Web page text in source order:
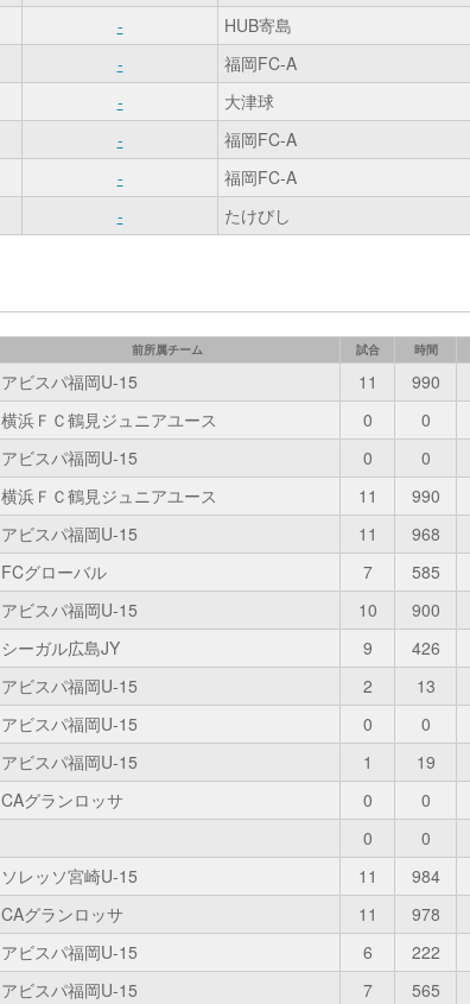
-
HUB寄島
-
福岡FC-A
-
大津球
-
福岡FC-A
-
福岡FC-A
- たけびし
前所属チーム 試合 時間
アビスパ福岡U-15 11 990
横浜ＦＣ鶴見ジュニアユース 0 0
アビスパ福岡U-15 0 0
横浜ＦＣ鶴見ジュニアユース 11 990
アビスパ福岡U-15 11 968
FCグローバル 7 585
アビスパ福岡U-15 10 900
シーガル広島JY 9 426
アビスパ福岡U-15 2 13
アビスパ福岡U-15 0 0
アビスパ福岡U-15 1 19
CAグランロッサ 0 0
0 0
ソレッソ宮崎U-15 11 984
CAグランロッサ 11 978
アビスパ福岡U-15 6 222
アビスパ福岡U-15 7 565